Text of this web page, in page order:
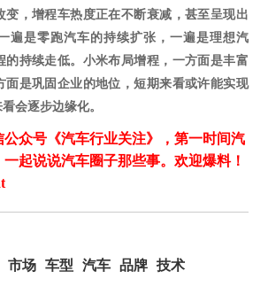
变，增程车热度正在不断衰减，甚至呈现出
遍是零跑汽车的持续扩张，一遍是理想汽
的持续走低。小米布局增程，一方面是丰富
面是巩固企业的地位，短期来看或许能实现
会逐步边缘化。
公众号《汽车行业关注》，第一时间汽
起说说汽车圈子那些事。欢迎爆料！
市场 车型 汽车 品牌
技术